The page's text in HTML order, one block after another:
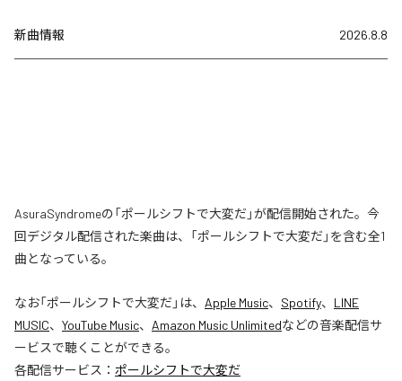
新曲情報 2026.8.8
AsuraSyndromeの「ポールシフトで大変だ」が配信開始された。今
回デジタル配信された楽曲は、「ポールシフトで大変だ」を含む全1
曲となっている。
なお「ポールシフトで大変だ 」は、 Apple Music、 Spotify、 LINE
MUSIC、 YouTube Music、 Amazon Music Unlimitedなどの音楽配信サ
ービスで聴くことができる。
各配信サービス： ポールシフトで大変だ